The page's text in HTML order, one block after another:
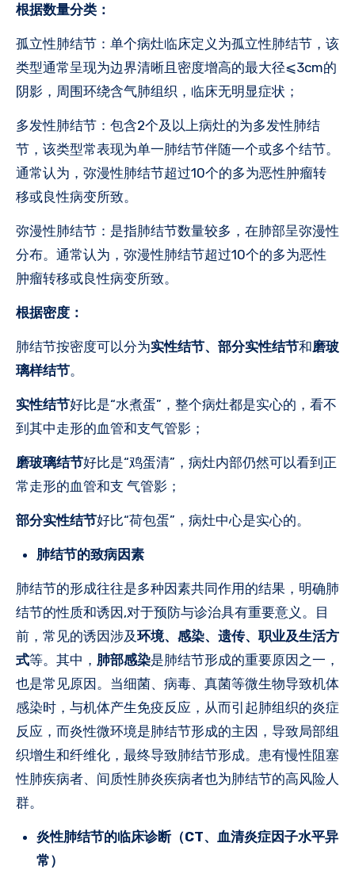
根据数量分类：
孤立性肺结节：单个病灶临床定义为孤立性肺结节，该
类型通常呈现为边界清晰且密度增高的最大径⩽3cm的
阴影，周围环绕含气肺组织，临床无明显症状；
多发性肺结节：包含2个及以上病灶的为多发性肺结
节，该类型常表现为单一肺结节伴随一个或多个结节。
通常认为，弥漫性肺结节超过10个的多为恶性肿瘤转
移或良性病变所致。
弥漫性肺结节：是指肺结节数量较多，在肺部呈弥漫性
分布。通常认为，弥漫性肺结节超过10个的多为恶性
肿瘤转移或良性病变所致。
根据密度：
肺结节按密度可以分为实性结节、部分实性结节和磨玻
璃样结节。
实性结节好比是“水煮蛋”，整个病灶都是实心的，看不
到其中走形的血管和支气管影；
磨玻璃结节好比是“鸡蛋清”，病灶内部仍然可以看到正
常走形的血管和支 气管影；
部分实性结节好比“荷包蛋”，病灶中心是实心的。
肺结节的致病因素
肺结节的形成往往是多种因素共同作用的结果，明确肺
结节的性质和诱因,对于预防与诊治具有重要意义。目
前，常见的诱因涉及环境、感染、遗传、职业及生活方
式等。其中， 肺部感染是肺结节形成的重要原因之一，
也是常见原因。当细菌、病毒、真菌等微生物导致机体
感染时，与机体产生免疫反应，从而引起肺组织的炎症
反应，而炎性微环境是肺结节形成的主因，导致局部组
织增生和纤维化，最终导致肺结节形成。患有慢性阻塞
性肺疾病者、间质性肺炎疾病者也为肺结节的高风险人
群。
炎性肺结节的临床诊断（CT、血清炎症因子水平异
常）